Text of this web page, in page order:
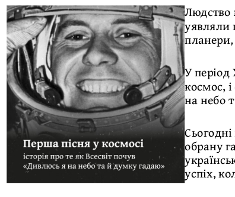
Людство
уявляли
планери,
У період
космос,
на небо
обрану
успіх,